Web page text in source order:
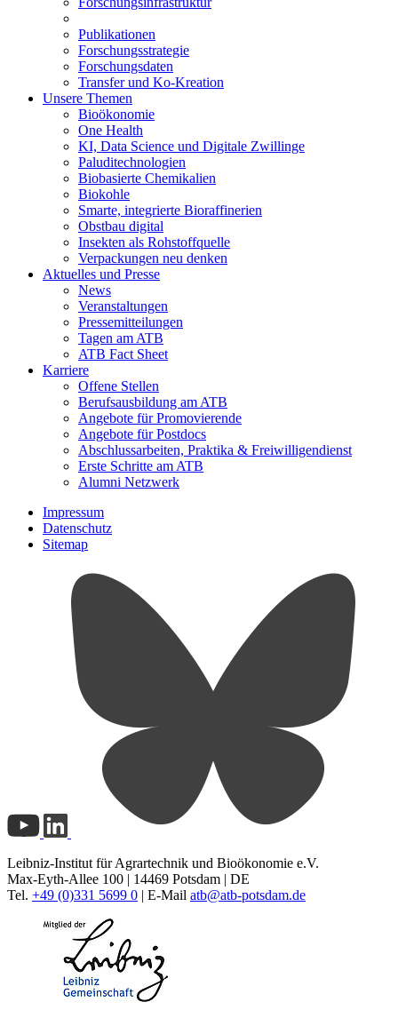
Publikationen
Forschungsstrategie
Forschungsdaten
Transfer und Ko-Kreation
Unsere Themen
Bioökonomie
One Health
KI, Data Science und Digitale Zwillinge
Paluditechnologien
Biobasierte Chemikalien
Biokohle
Smarte, integrierte Bioraffinerien
Obstbau digital
Insekten als Rohstoffquelle
Verpackungen neu denken
Aktuelles und Presse
News
Veranstaltungen
Pressemitteilungen
Tagen am ATB
ATB Fact Sheet
Karriere
Offene Stellen
Berufsausbildung am ATB
Angebote für Promovierende
Angebote für Postdocs
Abschlussarbeiten, Praktika & Freiwilligendienst
Erste Schritte am ATB
Alumni Netzwerk
Impressum
Datenschutz
Sitemap
Leibniz-Institut für Agrartechnik und Bioökonomie e.V.
Max-Eyth-Allee 100 | 14469 Potsdam | DE
Tel. +49 (0)331 5699 0 | E-Mail atb@atb-potsdam.de